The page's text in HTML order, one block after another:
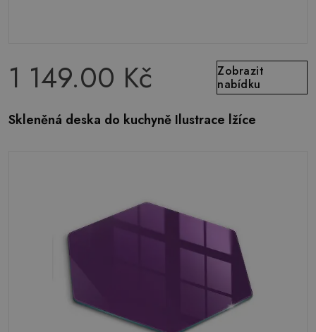
1 149.00 Kč
Zobrazit
nabídku
Skleněná deska do kuchyně Ilustrace lžíce